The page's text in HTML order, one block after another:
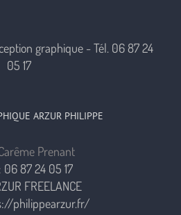
ARZUR PHILIPPE
Prenant
06 87 24 05 17
FREELANCE
philippearzur.fr/